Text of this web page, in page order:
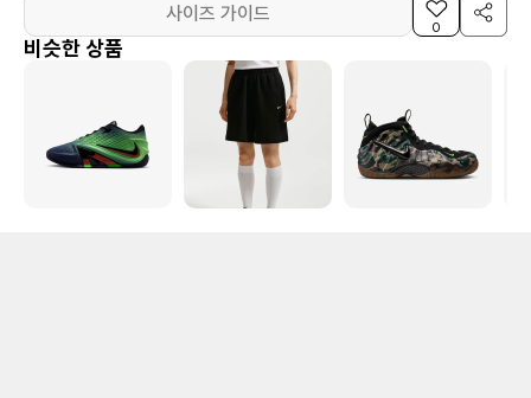
사이즈 가이드
0
비슷한 상품